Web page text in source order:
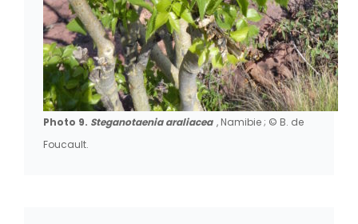
Photo 9. Steganotaenia araliacea , Namibie ; © B. de
Foucault.